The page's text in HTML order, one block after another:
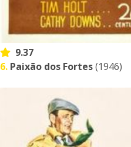
9.37
6. Paixão dos Fortes(1946)